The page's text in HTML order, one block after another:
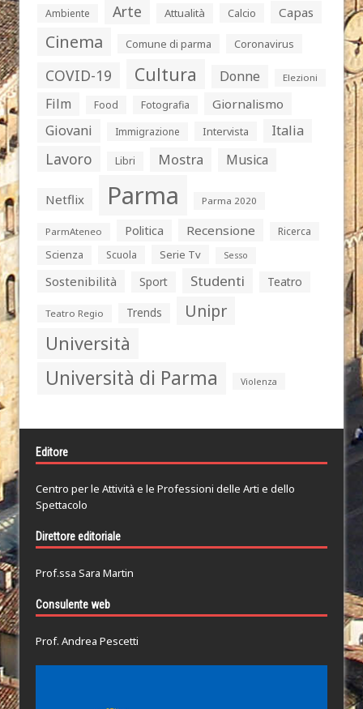
Ambiente Arte Attualità Calcio Capas
Cinema Comune di parma Coronavirus
COVID-19 Cultura Donne Elezioni
Film Food Fotografia Giornalismo
Giovani Immigrazione Intervista Italia
Lavoro Libri Mostra Musica
Netflix Parma Parma 2020
ParmAteneo Politica Recensione
Ricerca
Scienza
Scuola Serie Tv Sesso
Sostenibilità Sport Studenti Teatro
Teatro Regio Trends Unipr
Università
Università di Parma Violenza
Editore
Centro per le Attività e le Professioni delle Arti e dello
Spettacolo
Direttore editoriale
Prof.ssa Sara Martin
Consulente web
Prof. Andrea Pescetti